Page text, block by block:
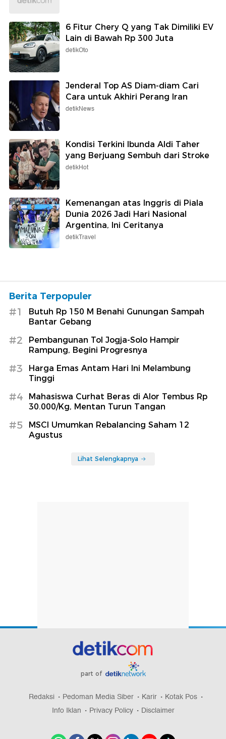
6 Fitur Chery Q yang Tak Dimiliki EV
Lain di Bawah Rp 300 Juta
detikOto
Jenderal Top AS Diam-diam Cari
Cara untuk Akhiri Perang Iran
detikNews
Kondisi Terkini Ibunda Aldi Taher
yang Berjuang Sembuh dari Stroke
detikHot
Kemenangan atas Inggris di Piala
Dunia 2026 Jadi Hari Nasional
Argentina, Ini Ceritanya
detikTravel
Berita Terpopuler
#1
Butuh Rp 150 M Benahi Gunungan Sampah
Bantar Gebang
#2
Pembangunan Tol Jogja-Solo Hampir
Rampung, Begini Progresnya
#3
Harga Emas Antam Hari Ini Melambung
Tinggi
#4
Mahasiswa Curhat Beras di Alor Tembus Rp
30.000/Kg, Mentan Turun Tangan
#5
MSCI Umumkan Rebalancing Saham 12
Agustus
Lihat Selengkapnya
part of
Redaksi Pedoman Media Siber Karir
Kotak Pos
Info Iklan
Privacy Policy Disclaimer